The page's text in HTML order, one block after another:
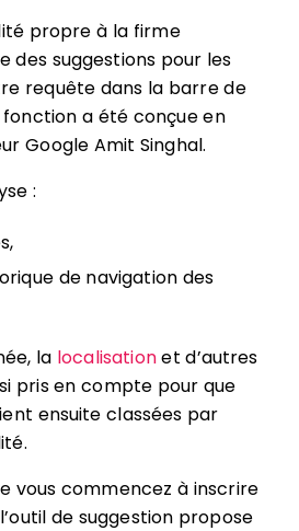
propre à la firme
des suggestions pour les
requête dans la barre de
a été conçue en
Google Amit Singhal.
:
de navigation des
la localisationet d’autres
pris en compte pour que
ensuite classées par
vous commencez à inscrire
de suggestion propose